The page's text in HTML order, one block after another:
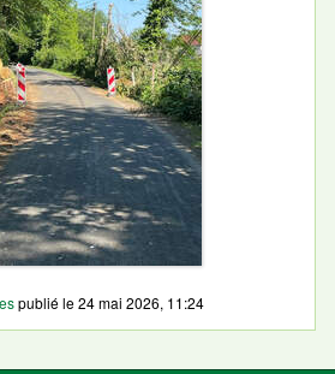
publié le24 mai 2026, 11:24